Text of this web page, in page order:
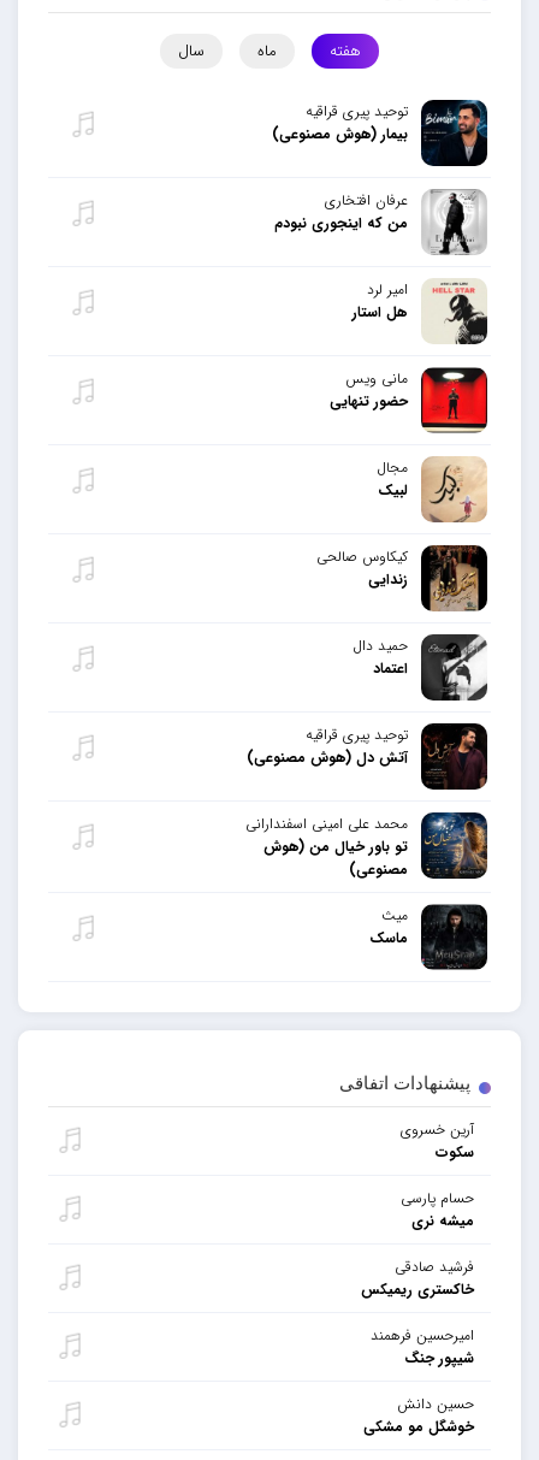
پیشنهادات اتفاقی
آرین خسروی
سکوت
حسام پارسی
میشه نری
فرشید صادقی
خاکستری ریمیکس
امیرحسین فرهمند
شیپور جنگ
حسین دانش
خوشگل مو مشکی
هفته ماه سال
توحید پیری قراقیه
بیمار (هوش مصنوعی)
عرفان افتخاری
من که اینجوری نبودم
امیر لرد
هل استار
مانی ویس
حضور تنهایی
مجال
لبیک
کیکاوس صالحی
زندایی
حمید دال
اعتماد
توحید پیری قراقیه
آتش دل (هوش مصنوعی)
محمد علی امینی اسفندارانی
تو باور خیال من (هوش
مصنوعی)
میث
ماسک